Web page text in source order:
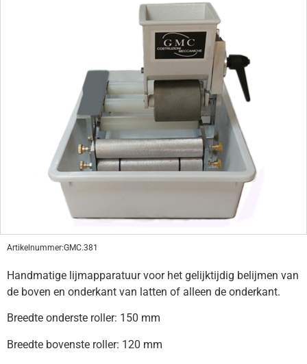
Artikelnummer:GMC.381
Handmatige lijmapparatuur voor het gelijktijdig belijmen van
de boven en onderkant van latten of alleen de onderkant.
Breedte onderste roller: 150 mm
Breedte bovenste roller: 120 mm